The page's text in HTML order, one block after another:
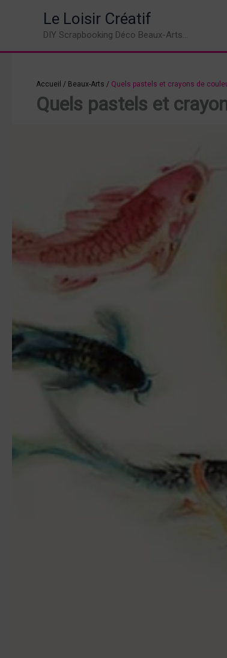
Le Loisir Créatif
DIY Scrapbooking Déco Beaux-Arts...
Accueil / Beaux-Arts / Quels pastels et crayons de
Quels pastels et